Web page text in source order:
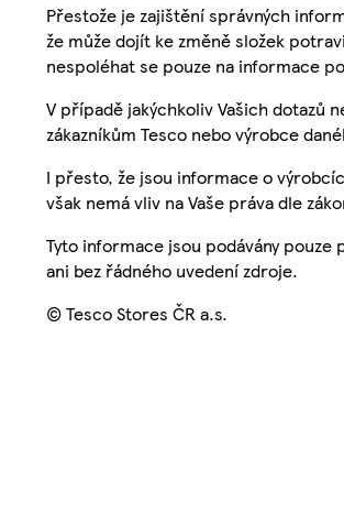
Přestože je zajištění správných
že může dojít ke změně složek
nespoléhat se pouze na informace
V případě jakýchkoliv Vašich dotazů
zákazníkům Tesco nebo výrobce
I přesto, že jsou informace o
však nemá vliv na Vaše práva dle
Tyto informace jsou podávány
ani bez řádného uvedení zdroje.
© Tesco Stores ČR a.s.